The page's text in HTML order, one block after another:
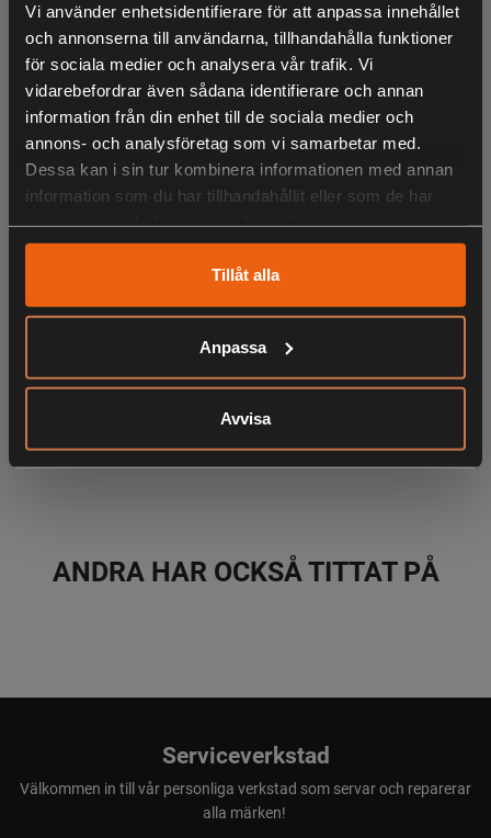
Vi använder enhetsidentifierare för att anpassa innehållet
och annonserna till användarna, tillhandahålla funktioner
för sociala medier och analysera vår trafik. Vi
vidarebefordrar även sådana identifierare och annan
information från din enhet till de sociala medier och
annons- och analysföretag som vi samarbetar med.
Dessa kan i sin tur kombinera informationen med annan
information som du har tillhandahållit eller som de har
Tillåt alla
Anpassa
Avvisa
- Justerbara ben för att klara ojämn mark
- Fällbara ben för enkel transport och förvaring
LIKNANDE PRODUKTER
KÖPS OFTA TILLSAMMANS
ANDRA HAR OCKSÅ TITTAT PÅ
Serviceverkstad
Välkommen in till vår personliga verkstad som servar och reparerar
alla märken!